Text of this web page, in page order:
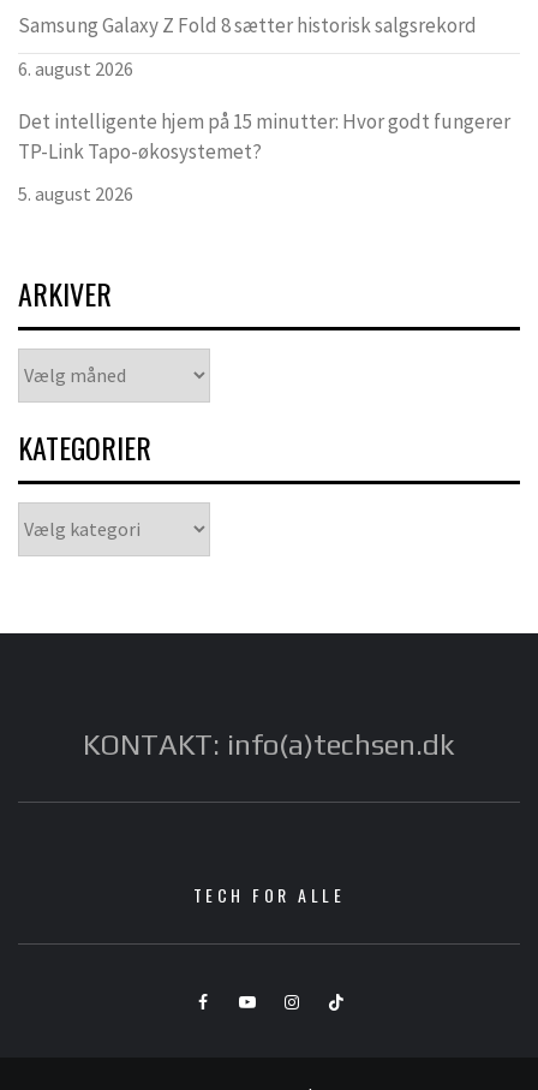
Samsung Galaxy Z Fold 8 sætter historisk salgsrekord
6. august 2026
Det intelligente hjem på 15 minutter: Hvor godt fungerer
TP-Link Tapo-økosystemet?
5. august 2026
ARKIVER
KATEGORIER
KONTAKT: info(a)techsen.dk
TECH FOR ALLE
FacebookYouTubeInstagramTikTok